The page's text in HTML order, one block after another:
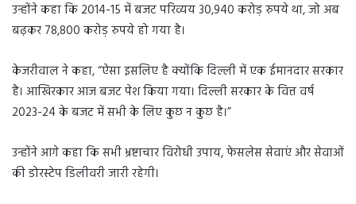
उन्होंने कहा कि 2014-15 में बजट परिव्यय 30,940 करोड़ रुपये था, जो अब
बढ़कर 78,800 करोड़ रुपये हो गया है।
केजरीवाल ने कहा, “ऐसा इसलिए है क्योंकि दिल्ली में एक ईमानदार सरकार
है। आखिरकार आज बजट पेश किया गया। दिल्ली सरकार के वित्त वर्ष
2023-24 के बजट में सभी के लिए कुछ न कुछ है।”
उन्होंने आगे कहा कि सभी भ्रष्टाचार विरोधी उपाय, फेसलेस सेवाएं और सेवाओं
की डोरस्टेप डिलीवरी जारी रहेगी।